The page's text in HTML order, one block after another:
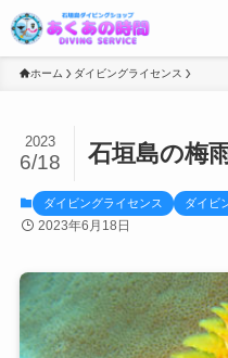
ホーム ダイビングライセンス
石垣島の梅
2023
6/18
ダイビングライセンス ダイビ
2023年6月18日